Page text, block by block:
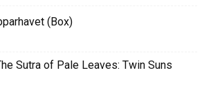
(Box)
Sutra of Pale Leaves: Twin Suns